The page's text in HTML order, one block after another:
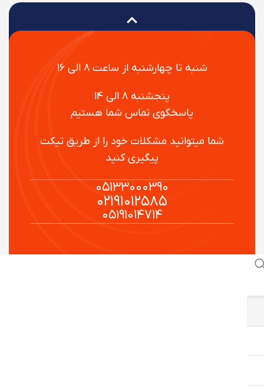
شنبه تا چهارشنبه از ساعت ۸ الی ۱۶
پنجشنبه ۸ الی ۱۴
پاسخگوی تماس شما هستیم
شما میتوانید مشکلات خود را از طریق تیکت
پیگیری کنید
۰۵۱۳۳۰۰۰۳۹۰
۰۲۱۹۱۰۱۲۵۸۵
۰۵۱۹۱۰۱۴۷۱۴